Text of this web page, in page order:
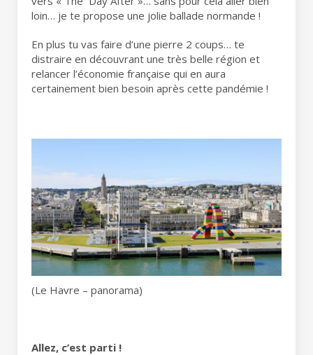
loin… je te propose une jolie ballade normande !
En plus tu vas faire d’une pierre 2 coups… te
distraire en découvrant une très belle région et
relancer l’économie française qui en aura
certainement bien besoin après cette pandémie !
(Le Havre – panorama)
Allez, c’est parti !